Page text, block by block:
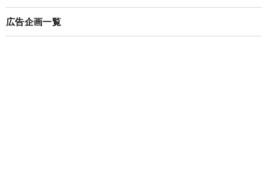
広告企画一覧